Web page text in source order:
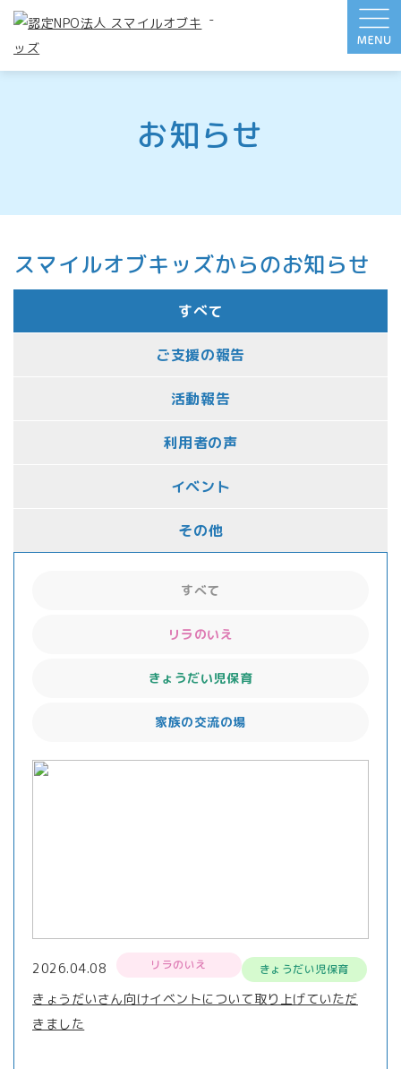
-
お知らせ
スマイルオブキッズからのお知らせ
すべて
ご支援の報告
活動報告
利用者の声
イベント
その他
すべて
リラのいえ
きょうだい児保育
家族の交流の場
2026.04.08 リラのいえ きょうだい児保育
きょうだいさん向けイベントについて取り上げていただ
きました